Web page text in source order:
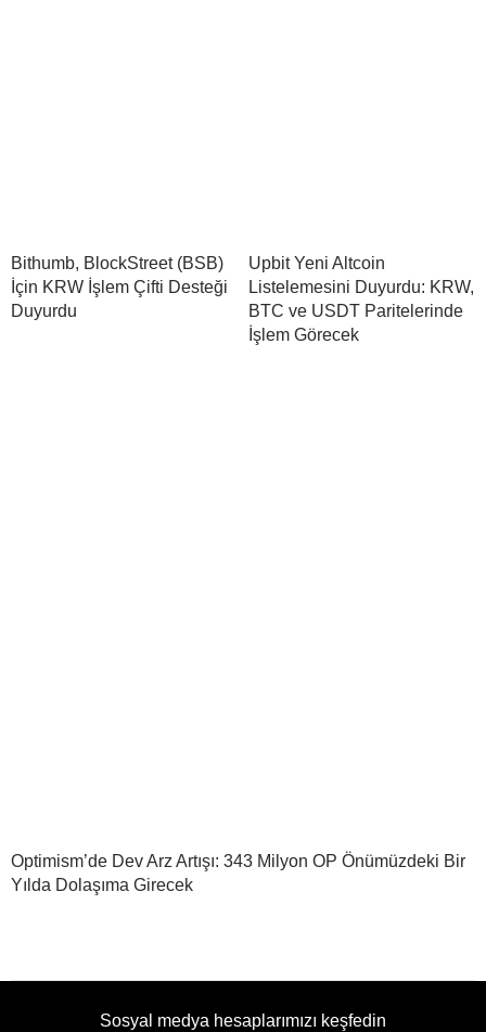
Bithumb, BlockStreet (BSB)
İçin KRW İşlem Çifti Desteği
Duyurdu
Upbit Yeni Altcoin
Listelemesini Duyurdu: KRW,
BTC ve USDT Paritelerinde
İşlem Görecek
Optimism’de Dev Arz Artışı: 343 Milyon OP Önümüzdeki Bir
Yılda Dolaşıma Girecek
Sosyal medya hesaplarımızı keşfedin